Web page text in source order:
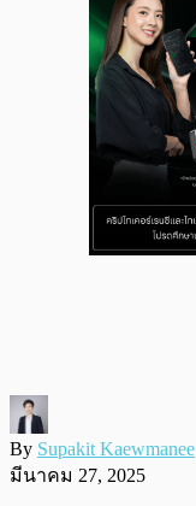
By Supakit Kaewmanee
มีนาคม 27, 2025